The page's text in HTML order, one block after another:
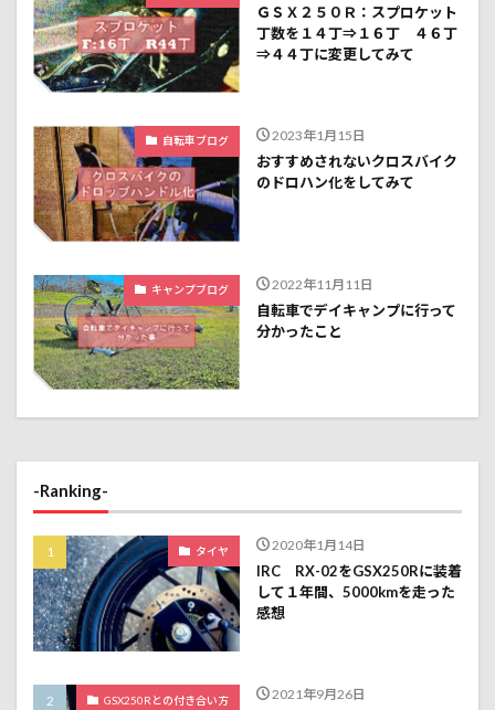
ＧＳＸ２５０Ｒ：スプロケット
丁数を１４丁⇒１６丁 ４６丁
⇒４４丁に変更してみて
自転車ブログ 2023年1月15日
おすすめされないクロスバイク
のドロハン化をしてみて
キャンプブログ 2022年11月11日
自転車でデイキャンプに行って
分かったこと
-Ranking-
タイヤ 2020年1月14日
IRC RX-02をGSX250Rに装着
して１年間、5000kmを走った
感想
GSX250Rとの付き合い方 2021年9月26日